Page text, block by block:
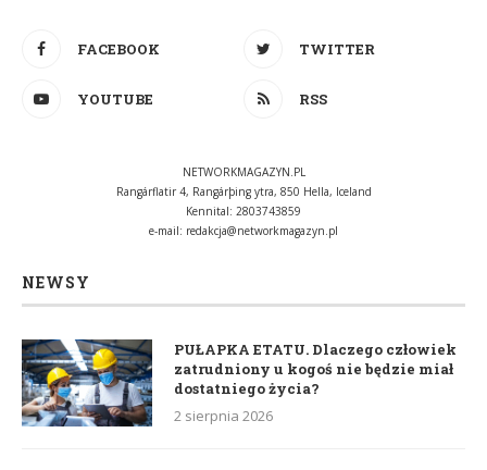
FACEBOOK TWITTER
YOUTUBE RSS
NETWORKMAGAZYN.PL
Rangárflatir 4, Rangárþing ytra, 850 Hella, Iceland
Kennital: 2803743859
e-mail: redakcja@networkmagazyn.pl
NEWSY
PUŁAPKA ETATU. Dlaczego człowiek
zatrudniony u kogoś nie będzie miał
dostatniego życia?
2 sierpnia 2026